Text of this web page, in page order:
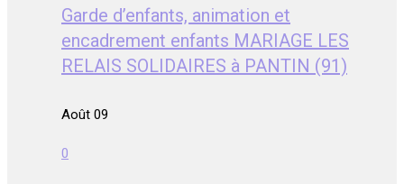
Garde d’enfants, animation et
encadrement enfants MARIAGE LES
RELAIS SOLIDAIRES à PANTIN (91)
Août 09
0